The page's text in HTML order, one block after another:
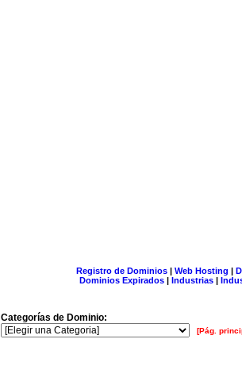
Registro de Dominios| Web Hosting |
Dominios Expirados | Industrias |
Categorías de Dominio:
[Pág.